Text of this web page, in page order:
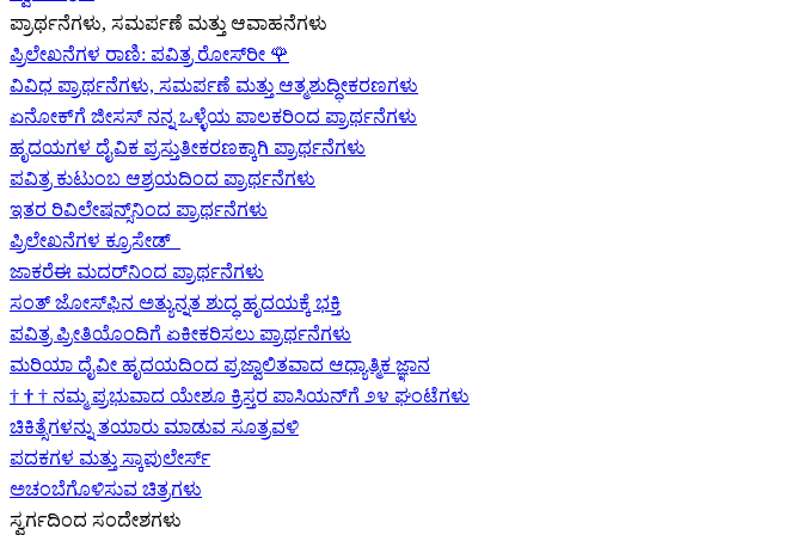
ಪ್ರಾರ್ಥನೆಗಳು, ಸಮರ್ಪಣೆ ಮತ್ತು ಆವಾಹನೆಗಳು
ಪ್ರಿಲೇಖನೆಗಳ ರಾಣಿ: ಪವಿತ್ರ ರೋಸ್‌ರೀ 🌹
ವಿವಿಧ ಪ್ರಾರ್ಥನೆಗಳು, ಸಮರ್ಪಣೆ ಮತ್ತು ಆತ್ಮಶುದ್ಧೀಕರಣಗಳು
ಏನೋಕ್‍ಗೆ ಜೀಸಸ್ ನನ್ನ ಒಳ್ಳೆಯ ಪಾಲಕರಿಂದ ಪ್ರಾರ್ಥನೆಗಳು
ಹೃದಯಗಳ ದೈವಿಕ ಪ್ರಸ್ತುತೀಕರಣಕ್ಕಾಗಿ ಪ್ರಾರ್ಥನೆಗಳು
ಪವಿತ್ರ ಕುಟುಂಬ ಆಶ್ರಯದಿಂದ ಪ್ರಾರ್ಥನೆಗಳು
ಇತರ ರಿವಿಲೇಷನ್ಸ್‌ನಿಂದ ಪ್ರಾರ್ಥನೆಗಳು
ಪ್ರಿಲೇಖನೆಗಳ ಕ್ರೂಸೇಡ್
ಜಾಕರೆಈ ಮದರ್‌ನಿಂದ ಪ್ರಾರ್ಥನೆಗಳು
ಸಂತ್ ಜೋಸ್‌ಫಿನ ಅತ್ಯುನ್ನತ ಶುದ್ಧ ಹೃದಯಕ್ಕೆ ಭಕ್ತಿ
ಪವಿತ್ರ ಪ್ರೀತಿಯೊಂದಿಗೆ ಏಕೀಕರಿಸಲು ಪ್ರಾರ್ಥನೆಗಳು
ಮರಿಯಾ ದೈವೀ ಹೃದಯದಿಂದ ಪ್ರಜ್ವಾಲಿತವಾದ ಆಧ್ಯಾತ್ಮಿಕ ಜ್ಞಾನ
† † † ನಮ್ಮ ಪ್ರಭುವಾದ ಯೇಶೂ ಕ್ರಿಸ್ತರ ಪಾಸಿಯನ್‌ಗೆ ೨೪ ಘಂಟೆಗಳು
ಚಿಕಿತ್ಸೆಗಳನ್ನು ತಯಾರು ಮಾಡುವ ಸೂತ್ರವಳಿ
ಪದಕಗಳ ಮತ್ತು ಸ್ಕಾಪುಲೇರ್ಸ್
ಅಚಂಬೆಗೊಳಿಸುವ ಚಿತ್ರಗಳು
ಸ್ವರ್ಗದಿಂದ ಸಂದೇಶಗಳು